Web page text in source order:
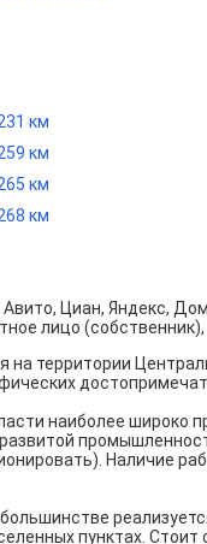
км
км
км
км
Циан, Яндекс,
лицо
территории
наиболее широко
Наличие
пунктах.